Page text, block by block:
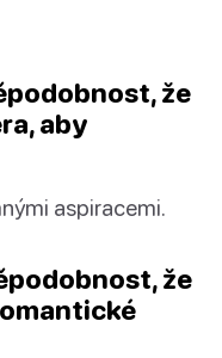
že
aby
aspiracemi.
že